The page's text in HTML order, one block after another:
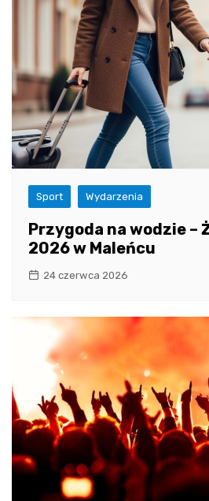
Sport Wydarzenia
Przygoda na wodzie –
2026 w Maleńcu
24 czerwca 2026